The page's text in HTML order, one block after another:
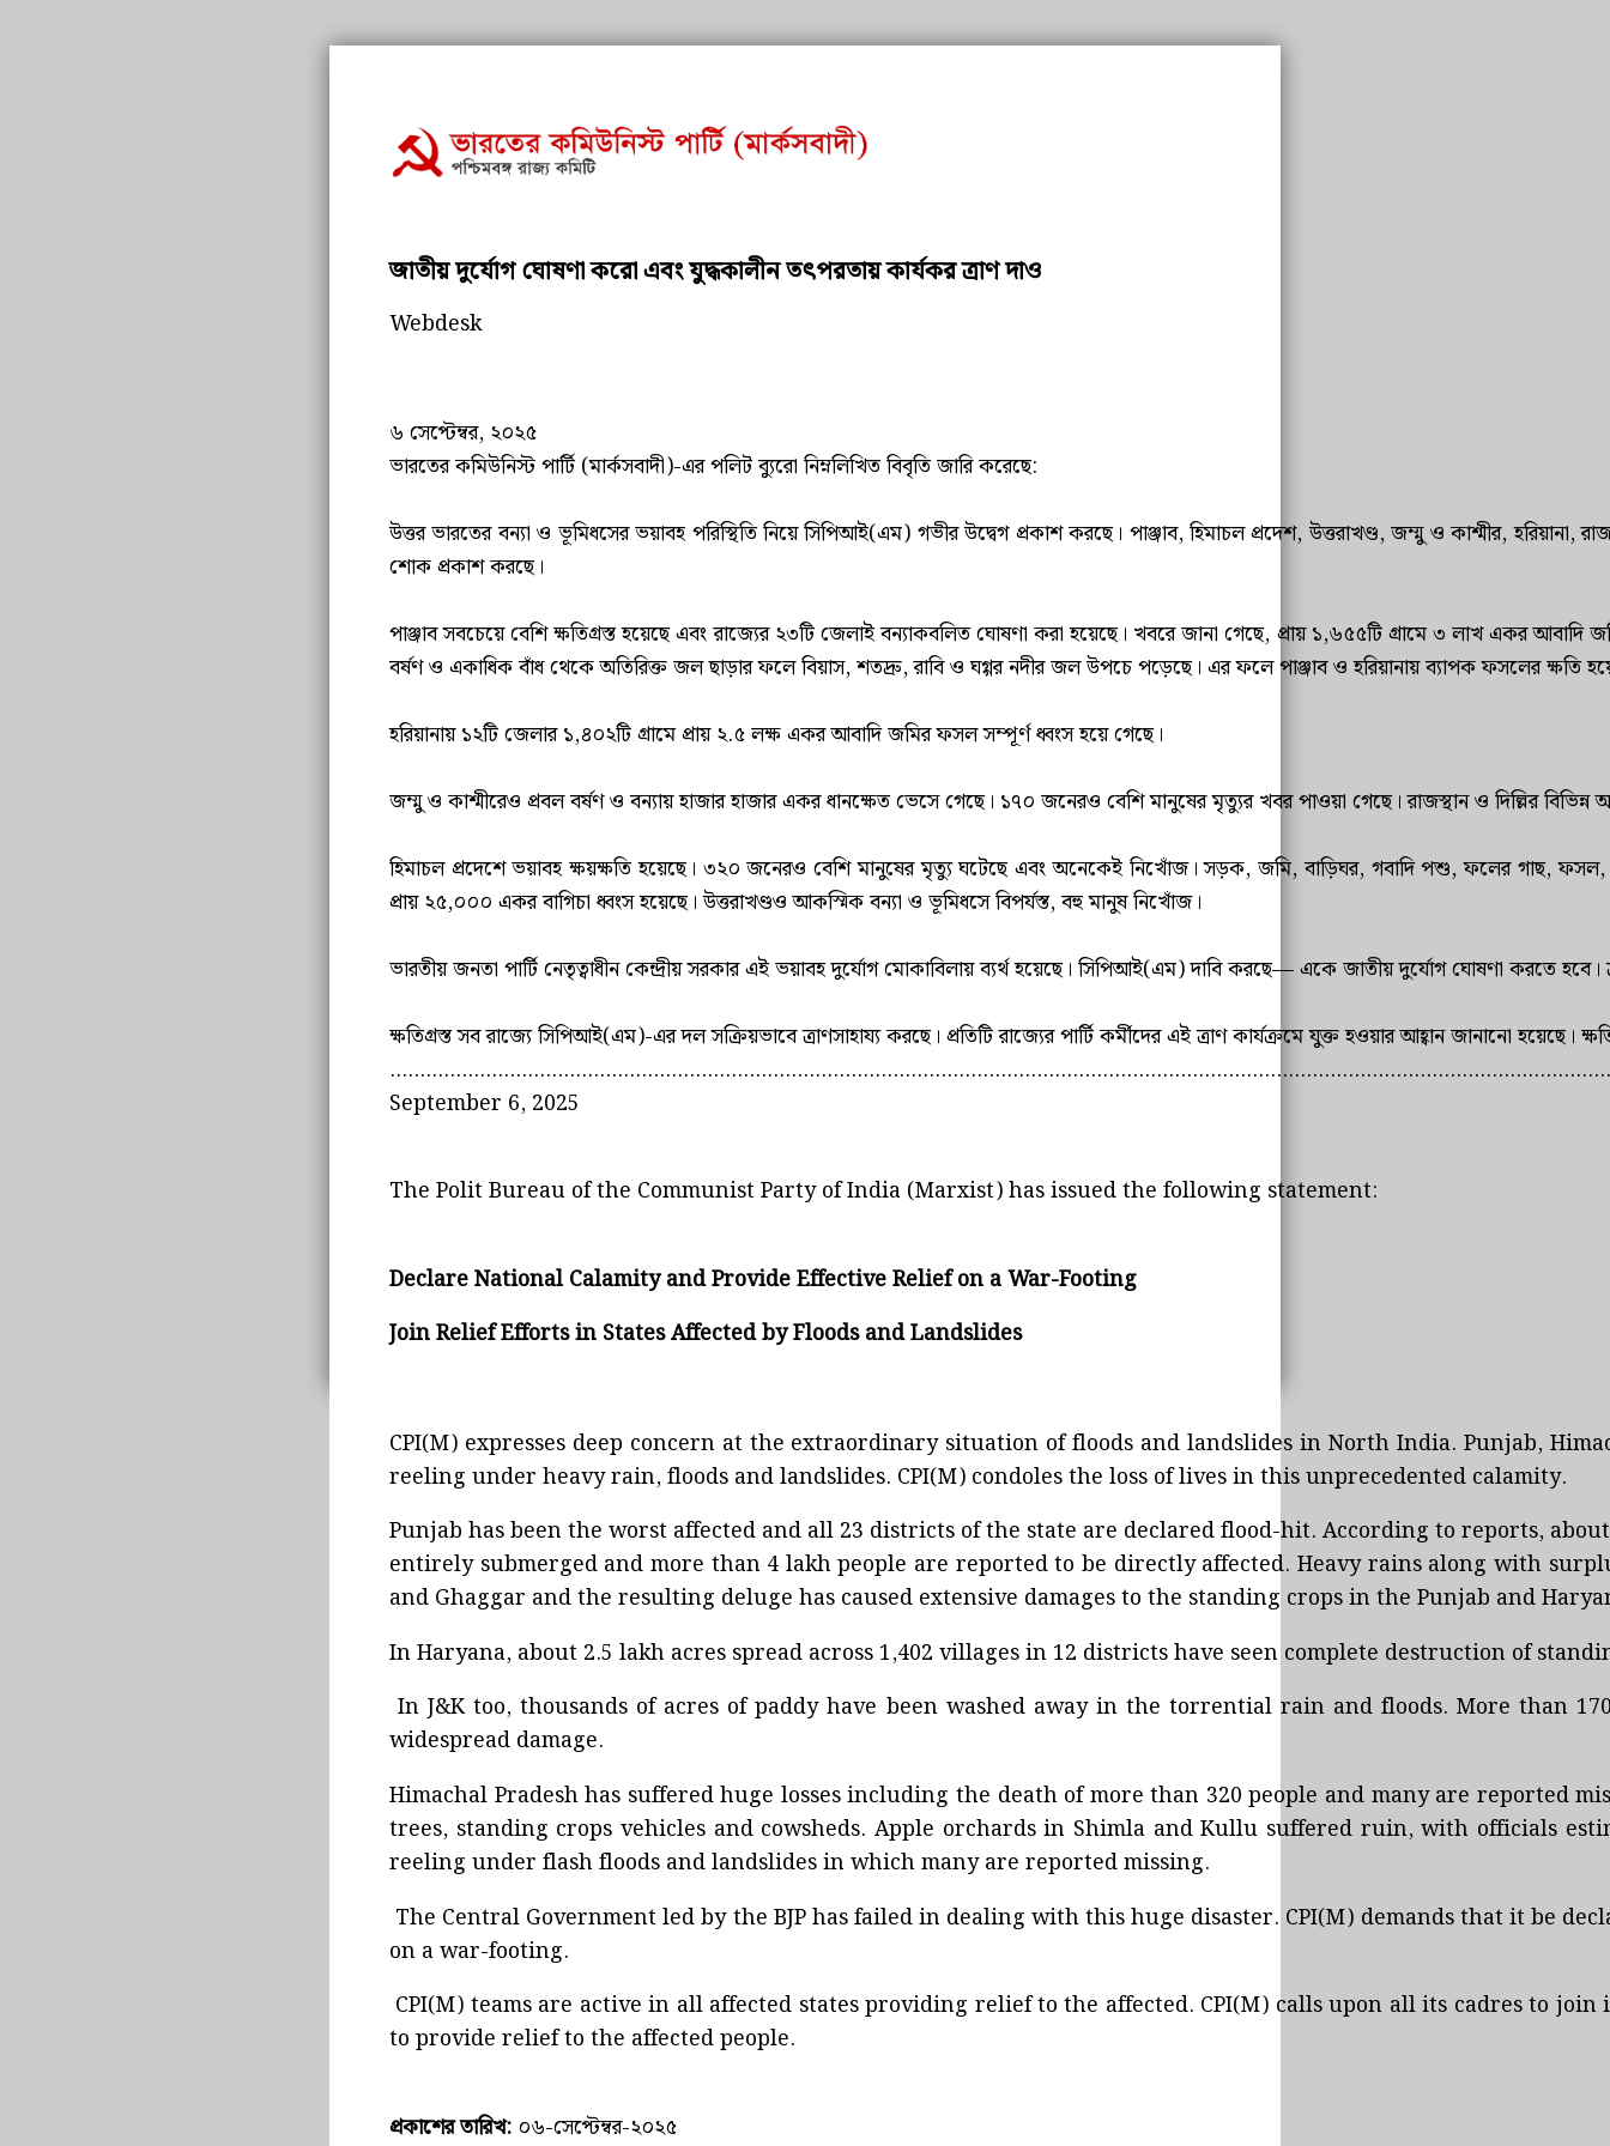
জাতীয় দুর্যোগ ঘোষণা করো এবং যুদ্ধকালীন তৎপরতায় কার্যকর ত্রাণ দাও
Webdesk
৬ সেপ্টেম্বর, ২০২৫
ভারতের কমিউনিস্ট পার্টি (মার্কসবাদী)-এর পলিট ব্যুরো নিম্নলিখিত বিবৃতি জারি করেছে:
উত্তর ভারতের বন্যা ও ভূমিধসের ভয়াবহ পরিস্থিতি নিয়ে সিপিআই(এম) গভীর উদ্বেগ প্রকাশ করছে। পাঞ্জাব, হিমাচল প্রদেশ, উত্তরাখণ্ড, জম্মু ও কাশ্মীর, হরিয়ানা,
শোক প্রকাশ করছে।
পাঞ্জাব সবচেয়ে বেশি ক্ষতিগ্রস্ত হয়েছে এবং রাজ্যের ২৩টি জেলাই বন্যাকবলিত ঘোষণা করা হয়েছে। খবরে জানা গেছে, প্রায় ১,৬৫৫টি গ্রামে ৩ লাখ একর
বর্ষণ ও একাধিক বাঁধ থেকে অতিরিক্ত জল ছাড়ার ফলে বিয়াস, শতদ্রু, রাবি ও ঘগ্গর নদীর জল উপচে পড়েছে। এর ফলে পাঞ্জাব ও হরিয়ানায় ব্যাপক ফসলের ক্ষতি
হরিয়ানায় ১২টি জেলার ১,৪০২টি গ্রামে প্রায় ২.৫ লক্ষ একর আবাদি জমির ফসল সম্পূর্ণ ধ্বংস হয়ে গেছে।
জম্মু ও কাশ্মীরেও প্রবল বর্ষণ ও বন্যায় হাজার হাজার একর ধানক্ষেত ভেসে গেছে। ১৭০ জনেরও বেশি মানুষের মৃত্যুর খবর পাওয়া গেছে। রাজস্থান ও দিল্লির বিভিন্ন
হিমাচল প্রদেশে ভয়াবহ ক্ষয়ক্ষতি হয়েছে। ৩২০ জনেরও বেশি মানুষের মৃত্যু ঘটেছে এবং অনেকেই নিখোঁজ। সড়ক, জমি, বাড়িঘর, গবাদি পশু, ফলের গাছ, ফসল,
প্রায় ২৫,০০০ একর বাগিচা ধ্বংস হয়েছে। উত্তরাখণ্ডও আকস্মিক বন্যা ও ভূমিধসে বিপর্যস্ত, বহু মানুষ নিখোঁজ।
ভারতীয় জনতা পার্টি নেতৃত্বাধীন কেন্দ্রীয় সরকার এই ভয়াবহ দুর্যোগ মোকাবিলায় ব্যর্থ হয়েছে। সিপিআই(এম) দাবি করছে— একে জাতীয় দুর্যোগ ঘোষণা করতে
ক্ষতিগ্রস্ত সব রাজ্যে সিপিআই(এম)-এর দল সক্রিয়ভাবে ত্রাণসাহায্য করছে। প্রতিটি রাজ্যের পার্টি কর্মীদের এই ত্রাণ কার্যক্রমে যুক্ত হওয়ার আহ্বান জানানো হয়েছে।
September 6, 2025
The Polit Bureau of the Communist Party of India (Marxist) has issued the following statement:
Declare National Calamity and Provide Effective Relief on a War-Footing
Join Relief Efforts in States Affected by Floods and Landslides
CPI(M) expresses deep concern at the extraordinary situation of floods and landslides in North India. Punjab,
reeling under heavy rain, floods and landslides. CPI(M) condoles the loss of lives in this unprecedented calamity.
Punjab has been the worst affected and all 23 districts of the state are declared flood-hit. According to reports,
entirely submerged and more than 4 lakh people are reported to be directly affected. Heavy rains along with
and Ghaggar and the resulting deluge has caused extensive damages to the standing crops in the Punjab and
In Haryana, about 2.5 lakh acres spread across 1,402 villages in 12 districts have seen complete destruction of
In J&K too, thousands of acres of paddy have been washed away in the torrential rain and floods. More than
widespread damage.
Himachal Pradesh has suffered huge losses including the death of more than 320 people and many are reported
trees, standing crops vehicles and cowsheds. Apple orchards in Shimla and Kullu suffered ruin, with officials
reeling under flash floods and landslides in which many are reported missing.
The Central Government led by the BJP has failed in dealing with this huge disaster. CPI(M) demands that it be
on a war-footing.
CPI(M) teams are active in all affected states providing relief to the affected. CPI(M) calls upon all its cadres to
to provide relief to the affected people.
প্রকাশের তারিখ: ০৬-সেপ্টেম্বর-২০২৫